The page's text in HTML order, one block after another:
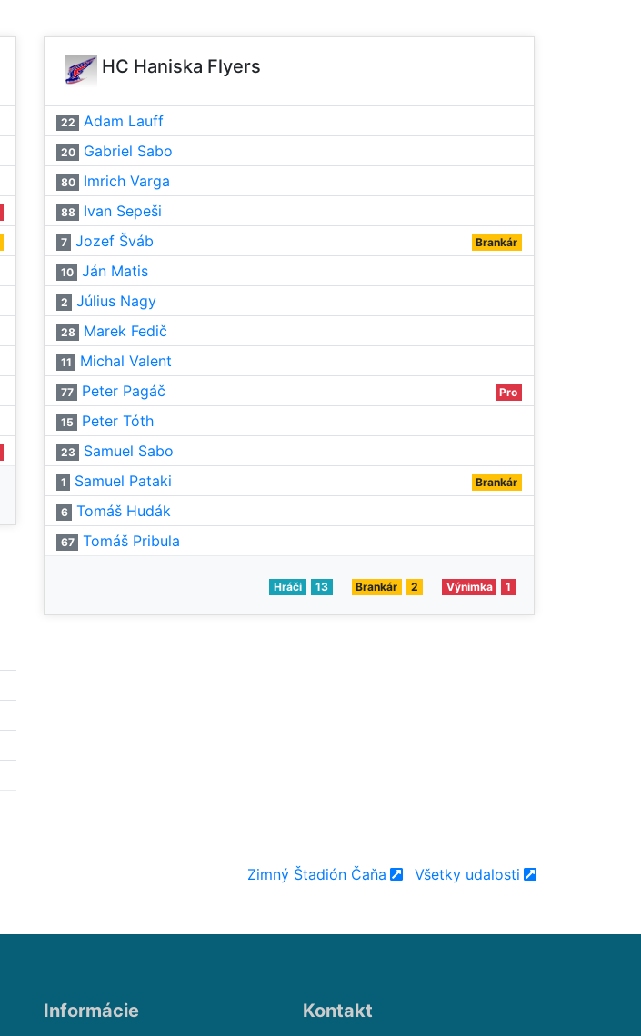
HC Haniska Flyers
22 Adam Lauff
20 Gabriel Sabo
80 Imrich Varga
88 Ivan Sepeši
7 Jozef Šváb Brankár
10 Ján Matis
2 Július Nagy
28 Marek Fedič
11 Michal Valent
77 Peter Pagáč Pro
15 Peter Tóth
23 Samuel Sabo
1 Samuel Pataki Brankár
6 Tomáš Hudák
67 Tomáš Pribula
Hráči 13 Brankár 2 Výnimka 1
Zimný Štadión Čaňa Všetky udalosti
Informácie Kontakt